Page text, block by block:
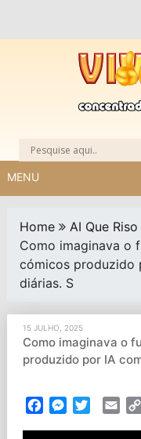
MENU
Home
AI Que Riso
Como imaginava o
cómicos produzido
diárias. S
15 JULHO, 2025
Como imaginava o
produzido por IA
FacebookMessenger
Twitter